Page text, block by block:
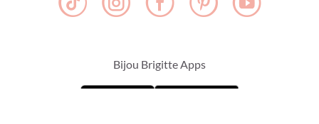
Bijou Brigitte Apps